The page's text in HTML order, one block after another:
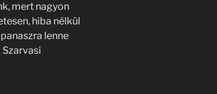
mert nagyon
hiba nélkül
lenne